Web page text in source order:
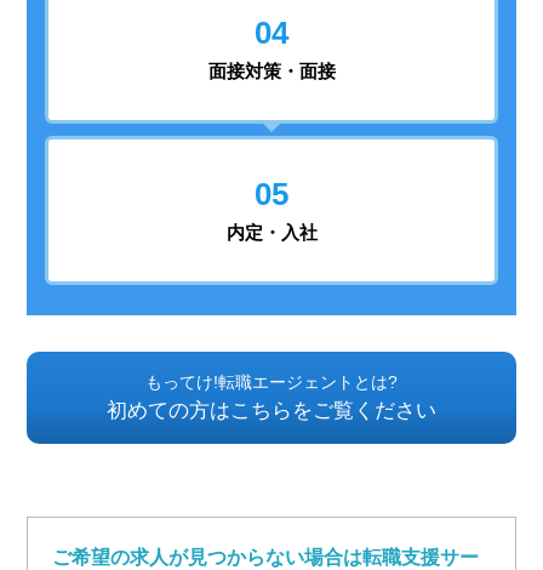
04
面接対策・面接
05
内定・入社
もってけ!転職エージェントとは?
初めての方はこちらをご覧ください
ご希望の求人が見つからない場合は転職支援サー